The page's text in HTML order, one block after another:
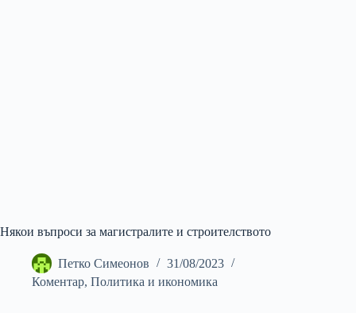
Някои въпроси за магистралите и строителството
Петко Симеонов
31/08/2023
Коментар, Политика и икономика